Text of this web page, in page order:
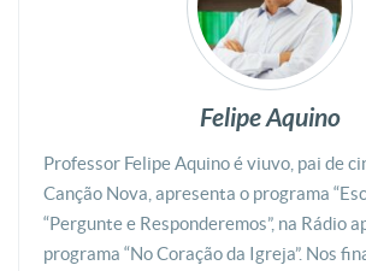
Felipe Aquino
Professor Felipe Aquino é viuvo, pai de
Canção Nova, apresenta o programa
“Pergunte e Responderemos”, na Rádio
programa “No Coração da Igreja”. Nos